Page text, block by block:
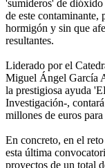
'sumideros' de
de este contaminante,
hormigón y sin que
resultantes.
Liderado por el
Miguel Ángel García
la prestigiosa ayuda
Investigación-,
millones de euros
En concreto, en el
esta última
proyectos de un total